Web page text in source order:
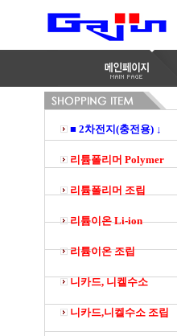
■ 2차전지(충전용) ↓
리튬폴리머 Polymer
리튬폴리머 조립
리튬이온 Li-ion
리튬이온 조립
니카드, 니켈수소
니카드,니켈수소 조립